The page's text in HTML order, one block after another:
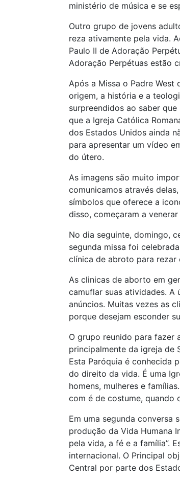
ministério de música e se
Outro grupo de jovens
reza ativamente pela vida.
Paulo II de Adoração
Adoração Perpétuas estão
Após a Missa o Padre
origem, a história e a
surpreendidos ao saber
que a Igreja Católica
dos Estados Unidos ainda
para apresentar um vídeo
do útero.
As imagens são muito
comunicamos através
símbolos que oferece a
disso, começaram a venerar
No dia seguinte, domingo,
segunda missa foi
clínica de abroto para rezar
As clinicas de aborto em
camuflar suas atividades. A
anúncios. Muitas vezes as
porque desejam esconder
O grupo reunido para fazer
principalmente da igreja de
Esta Paróquia é conhecida
do direito da vida. É uma
homens, mulheres e
com é de costume, quando
Em uma segunda conversa
produção da Vida Humana
pela vida, a fé e a família”.
internacional. O Principal
Central por parte dos